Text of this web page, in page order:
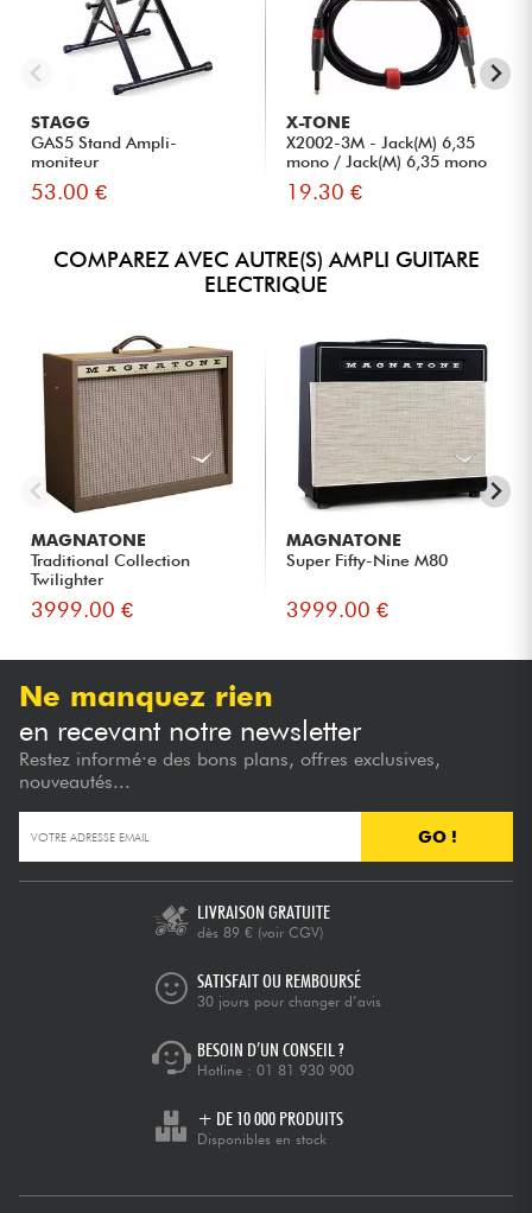
STAGG
GAS5 Stand Ampli-
moniteur
53.00 €
X-TONE
X2002-3M - Jack(M) 6,35
mono / Jack(M) 6,35 mono
S...
19.30 €
COMPAREZ AVEC AUTRE(S) AMPLI GUITARE
ELECTRIQUE
MAGNATONE
Traditional Collection
Twilighter
3999.00 €
MAGNATONE
Super Fifty-Nine M80
3999.00 €
Ne manquez rien
en recevant notre newsletter
Restez informé·e des bons plans, offres exclusives,
nouveautés...
GO !
LIVRAISON GRATUITE
dès 89 € (voir CGV)
SATISFAIT OU REMBOURSÉ
30 jours pour changer d’avis
BESOIN D’UN CONSEIL ?
Hotline : 01 81 930 900
+ DE 10 000 PRODUITS
Disponibles en stock